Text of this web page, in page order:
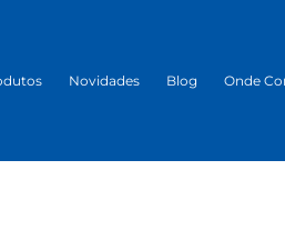
Novidades Blog Onde